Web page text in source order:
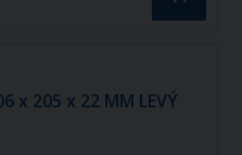
x 205 x 22 MM LEVÝ